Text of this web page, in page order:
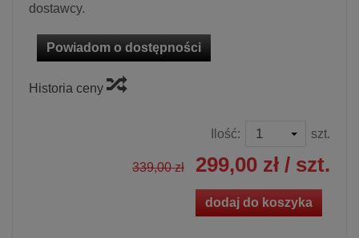
dostawcy.
Powiadom o dostępności
Historia ceny
Ilość: szt.
339,00 zł 299,00 zł / szt.
dodaj do koszyka